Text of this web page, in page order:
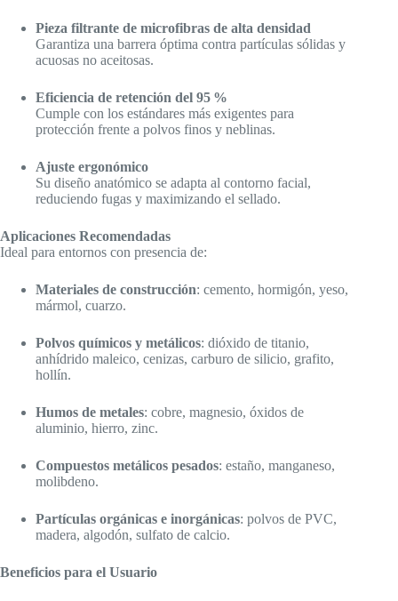
Pieza filtrante de microfibras de alta densidad
Garantiza una barrera óptima contra partículas sólidas y
acuosas no aceitosas.
Eficiencia de retención del 95 %
Cumple con los estándares más exigentes para
protección frente a polvos finos y neblinas.
Ajuste ergonómico
Su diseño anatómico se adapta al contorno facial,
reduciendo fugas y maximizando el sellado.
Aplicaciones Recomendadas
Ideal para entornos con presencia de:
Materiales de construcción: cemento, hormigón, yeso,
mármol, cuarzo.
Polvos químicos y metálicos: dióxido de titanio,
anhídrido maleico, cenizas, carburo de silicio, grafito,
hollín.
Humos de metales: cobre, magnesio, óxidos de
aluminio, hierro, zinc.
Compuestos metálicos pesados: estaño, manganeso,
molibdeno.
Partículas orgánicas e inorgánicas: polvos de PVC,
madera, algodón, sulfato de calcio.
Beneficios para el Usuario